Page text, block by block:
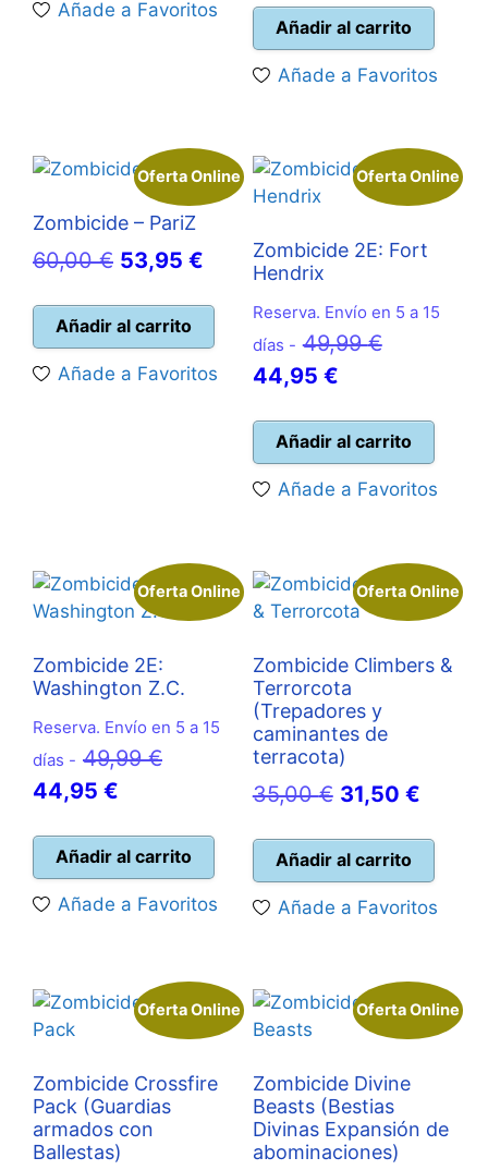
42,95 €.37,95 €.
Añade a Favoritos
era:
55,00 €.
actual
es:
49,95 €.
Añadir al carrito
Añade a Favoritos
Oferta Online
Zombicide – PariZ
60,00€ El
original
era:
60,00 €.
53,95 €
actual
es:
53,95 €.
Añadir al carrito
Añade a Favoritos
Oferta Online
Zombicide 2E: Fort
Hendrix
Reserva. Envío en 5 a 15
días - 49,99€El
era:
49,99 €.
44,95 €El
actual
es:
44,95 €.
Añadir al carrito
Añade a Favoritos
Oferta Online
Zombicide 2E:
Washington Z.C.
Reserva. Envío en 5 a 15
días - 49,99€El
era:
49,99 €.
44,95 €
actual
es:
44,95 €.
Añadir al carrito
Añade a Favoritos
Oferta Online
Zombicide Climbers &
Terrorcota
(Trepadores y
caminantes de
terracota)
35,00€ El
original
era:
35,00 €.
31,50 €El
es:
31,50
Añadir al carrito
Añade a Favoritos
Oferta Online
Zombicide Crossfire
Pack (Guardias
armados con
Ballestas)
Oferta Online
Zombicide Divine
Beasts (Bestias
Divinas Expansión de
abominaciones)